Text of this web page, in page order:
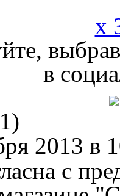
x
в
1)
2013 в
с